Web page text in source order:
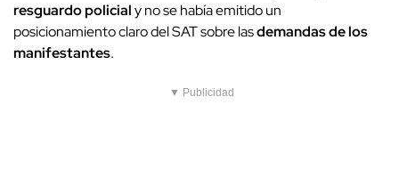
resguardo policialy no se había emitido un
posicionamiento claro del SAT sobre lasdemandas de los
manifestantes.
▼ Publicidad